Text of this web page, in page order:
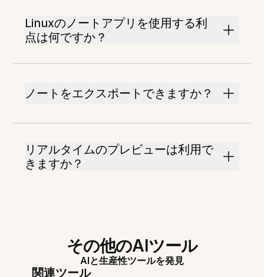
Linuxのノートアプリを使用する利
点は何ですか？
ノートをエクスポートできますか？
リアルタイムのプレビューは利用で
きますか？
その他のAIツール
AIと生産性ツールを発見
関連ツール